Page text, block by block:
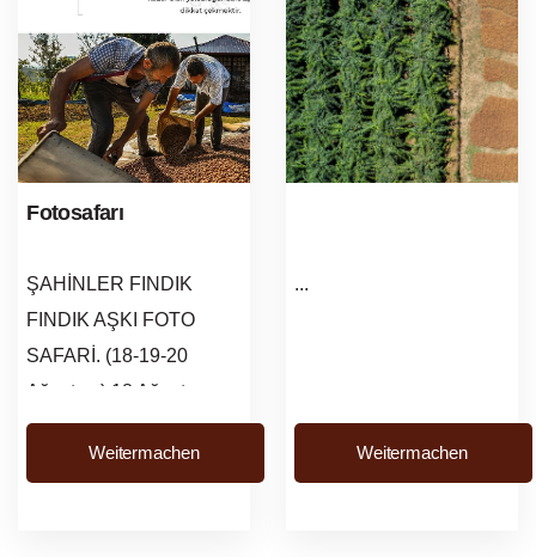
Fotosafarı
ŞAHİNLER FINDIK
FINDIK AŞKI FOTO
SAFARİ. (18-19-20
Ağustos ) 18 Ağustos
Cuma saat: 09:00-20:00
kayıt işlemleri
Weitermachen
...
Weitermachen